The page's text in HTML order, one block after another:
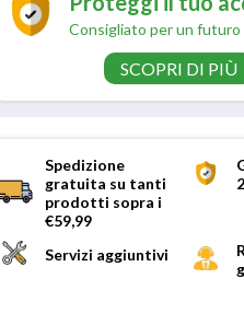
Consigliato per un futuro
SCOPRI DI PIÙ
Spedizione
gratuita su tanti
prodotti sopra i
€59,99
Servizi aggiuntivi